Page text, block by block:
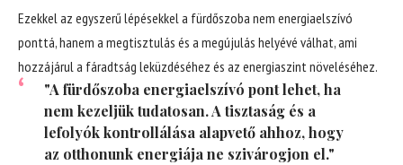
Ezekkel az egyszerű lépésekkel a fürdőszoba nem energiaelszívó
ponttá, hanem a megtisztulás és a megújulás helyévé válhat, ami
hozzájárul a fáradtság leküzdéséhez és az energiaszint növeléséhez.
"A fürdőszoba energiaelszívó pont lehet, ha
nem kezeljük tudatosan. A tisztaság és a
lefolyók kontrollálása alapvető ahhoz, hogy
az otthonunk energiája ne szivárogjon el."